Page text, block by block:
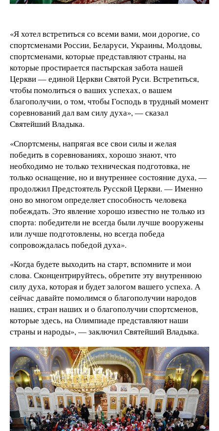
«Я хотел встретиться со всеми вами, мои дорогие, со
спортсменами России, Беларуси, Украины, Молдовы,
спортсменами, которые представляют страны, на
которые простирается пастырская забота нашей
Церкви — единой Церкви Святой Руси. Встретиться,
чтобы помолиться о ваших успехах, о вашем
благополучии, о том, чтобы Господь в трудный момент
соревнований дал вам силу духа», — сказал
Святейший Владыка.
«Спортсмены, напрягая все свои силы и желая
победить в соревнованиях, хорошо знают, что
необходимо не только техническая подготовка, не
только оснащение, но и внутреннее состояние духа, —
продолжил Предстоятель Русской Церкви. — Именно
оно во многом определяет способность человека
побеждать. Это явление хорошо известно не только из
спорта: победители не всегда были лучше вооружены
или лучше подготовлены, но всегда победа
сопровождалась победой духа».
«Когда будете выходить на старт, вспомните и мои
слова. Сконцентрируйтесь, обретите эту внутреннюю
силу духа, которая и будет залогом вашего успеха. А
сейчас давайте помолимся о благополучии народов
наших, стран наших и о благополучии спортсменов,
которые здесь, на Олимпиаде представляют наши
страны и народы», — заключил Святейший Владыка.